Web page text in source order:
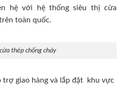
hệ với hệ thống siêu thị cửa
toàn quốc.
thép chống cháy
trợ giao hàng và lắp đặt khu vực